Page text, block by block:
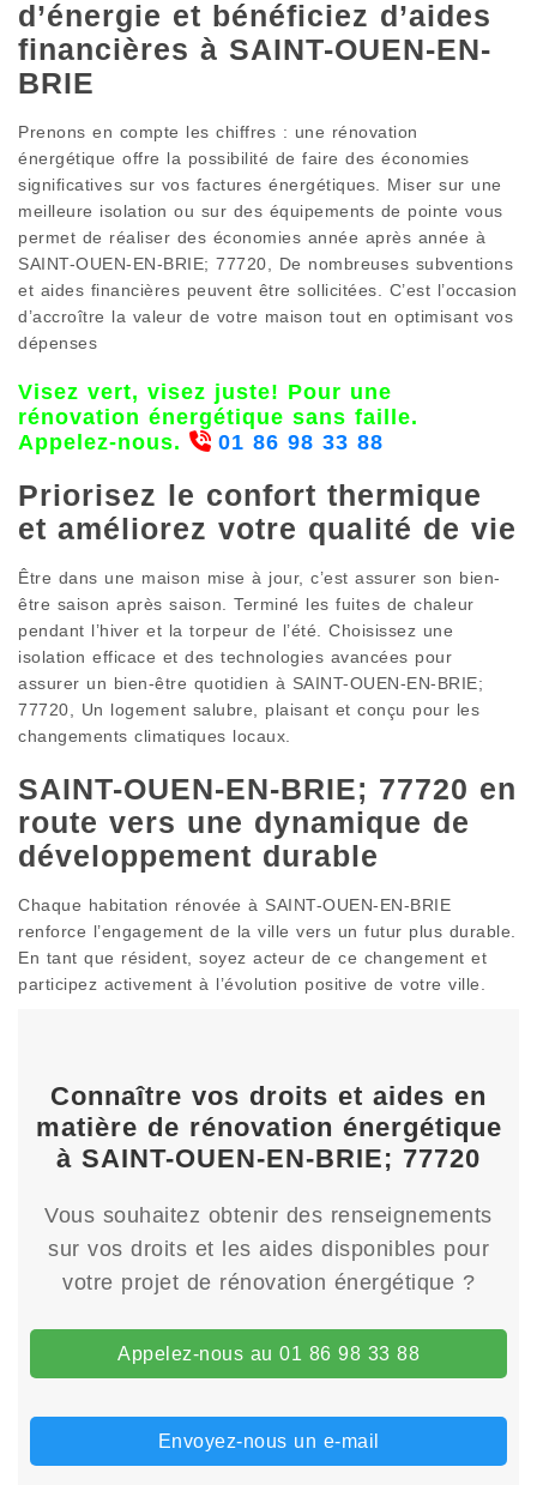
d’énergie et bénéficiez d’aides
financières à SAINT-OUEN-EN-
BRIE
Prenons en compte les chiffres : une rénovation
énergétique offre la possibilité de faire des économies
significatives sur vos factures énergétiques. Miser sur une
meilleure isolation ou sur des équipements de pointe vous
permet de réaliser des économies année après année à
SAINT-OUEN-EN-BRIE; 77720, De nombreuses subventions
et aides financières peuvent être sollicitées. C’est l’occasion
d’accroître la valeur de votre maison tout en optimisant vos
dépenses
Visez vert, visez juste! Pour une
rénovation énergétique sans faille.
Appelez-nous.
01 86 98 33 88
Priorisez le confort thermique
et améliorez votre qualité de vie
Être dans une maison mise à jour, c’est assurer son bien-
être saison après saison. Terminé les fuites de chaleur
pendant l’hiver et la torpeur de l’été. Choisissez une
isolation efficace et des technologies avancées pour
assurer un bien-être quotidien à SAINT-OUEN-EN-BRIE;
77720, Un logement salubre, plaisant et conçu pour les
changements climatiques locaux.
SAINT-OUEN-EN-BRIE; 77720 en
route vers une dynamique de
développement durable
Chaque habitation rénovée à SAINT-OUEN-EN-BRIE
renforce l’engagement de la ville vers un futur plus durable.
En tant que résident, soyez acteur de ce changement et
participez activement à l’évolution positive de votre ville.
Connaître vos droits et aides en
matière de rénovation énergétique
à SAINT-OUEN-EN-BRIE; 77720
Vous souhaitez obtenir des renseignements
sur vos droits et les aides disponibles pour
votre projet de rénovation énergétique ?
Appelez-nous au 01 86 98 33 88
Envoyez-nous un e-mail